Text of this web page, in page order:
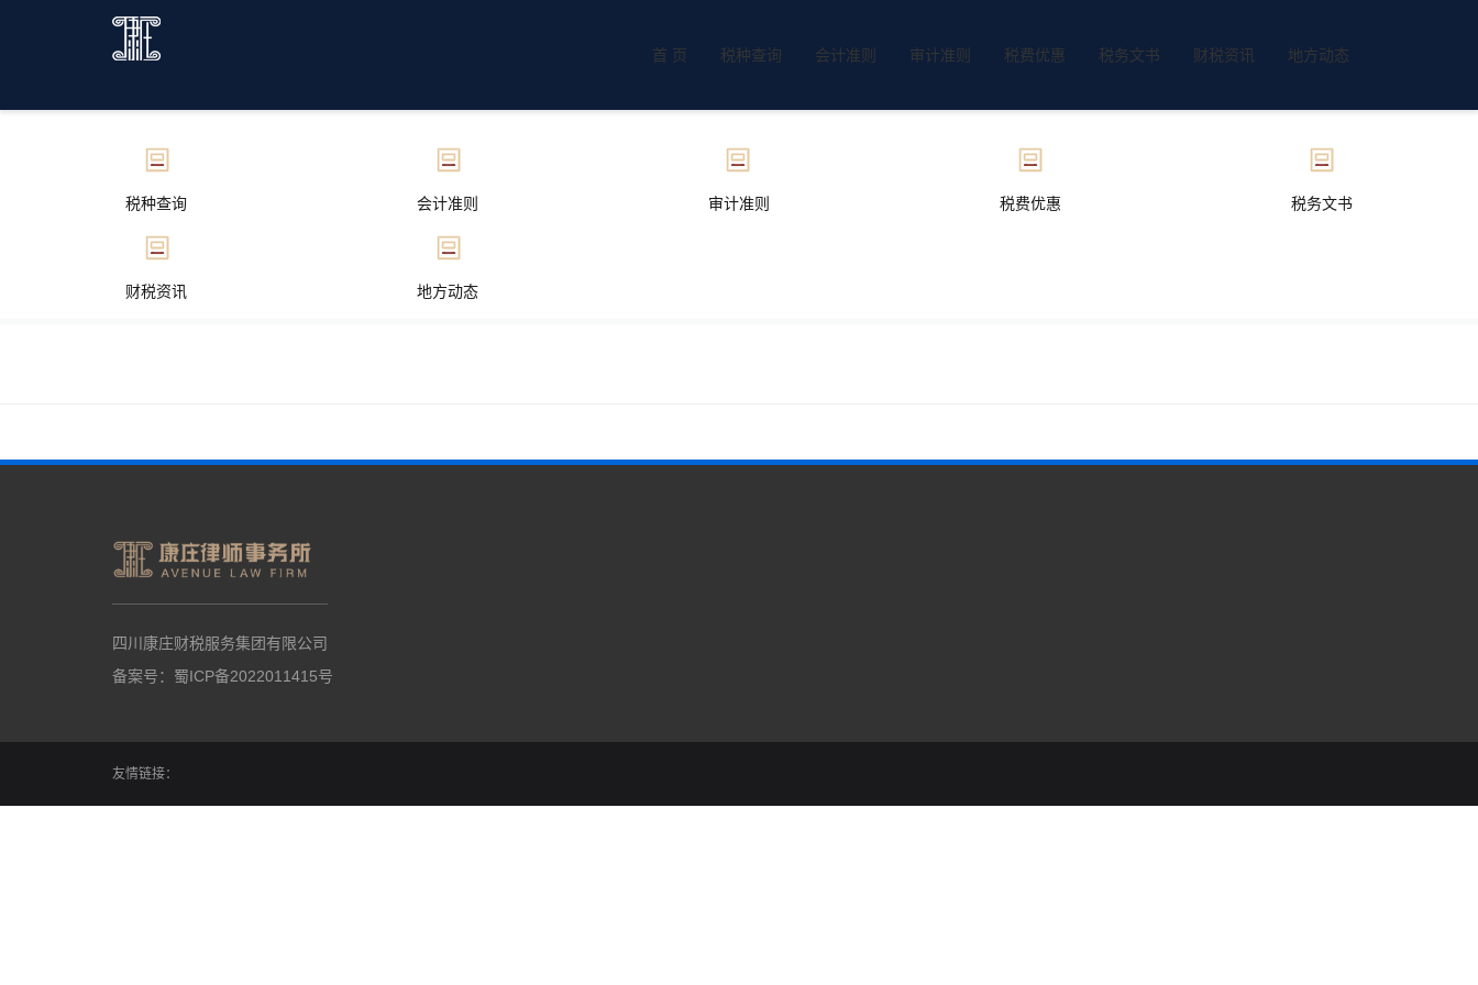
首 页 税种查询 会计准则 审计准则 税费优惠 税务文书 财税资讯 地方动态
税种查询 会计准则 审计准则 税费优惠 税务文书
财税资讯 地方动态
四川康庄财税服务集团有限公司
备案号： 蜀ICP备2022011415号
友情链接